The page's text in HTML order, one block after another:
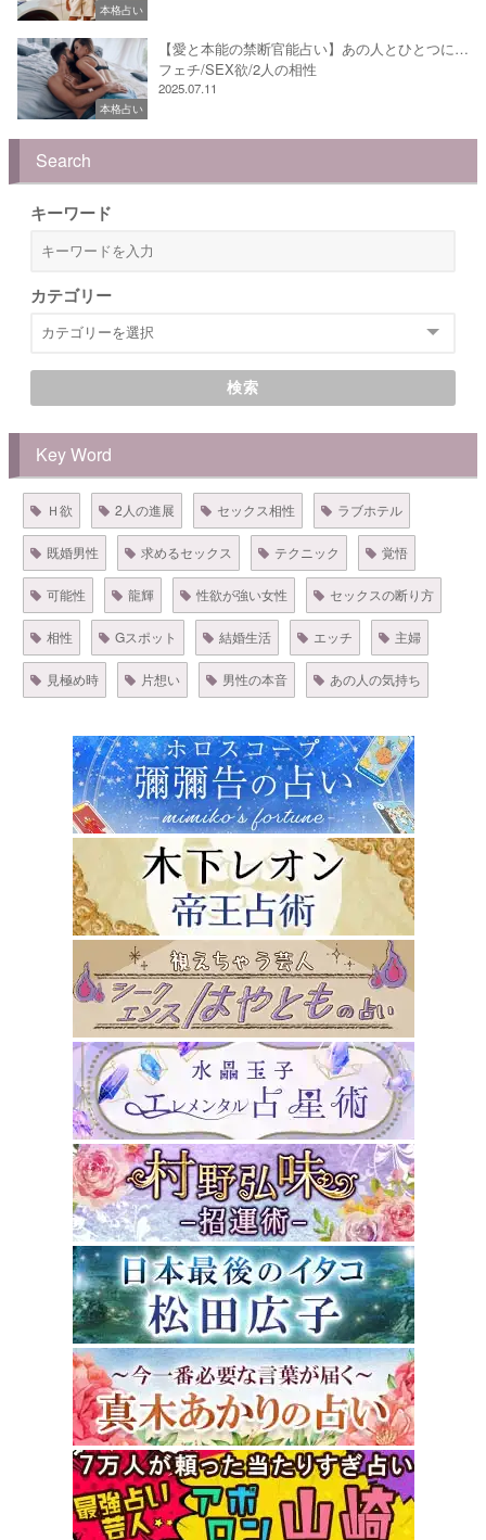
本格占い
本格占い
【愛と本能の禁断官能占い】あの人とひとつに…
フェチ/SEX欲/2人の相性
2025.07.11
Search
キーワード
カテゴリー
検索
Key Word
Ｈ欲 2人の進展 セックス相性 ラブホテル
既婚男性 求めるセックス テクニック 覚悟
可能性 龍輝 性欲が強い女性 セックスの断り方
相性 Gスポット 結婚生活 エッチ 主婦
見極め時 片想い 男性の本音 あの人の気持ち